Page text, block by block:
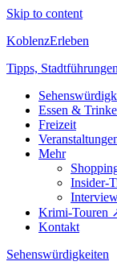
Skip to content
KoblenzErleben
Tipps,
Essen &
Freizeit
Mehr
Insider-
Krimi-Touren
Kontakt
Sehenswürdigkeiten